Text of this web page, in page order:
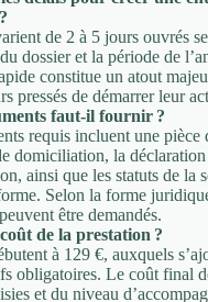
de 2 à 5 jours ouvrés
dossier et la période de
constitue un atout
pressés de démarrer leur
faut-il fournir ?
requis incluent une pièce
domiciliation, la
ainsi que les statuts de la
Selon la forme
être demandés.
de la prestation ?
à 129 €, auxquels
obligatoires. Le coût final
et du niveau